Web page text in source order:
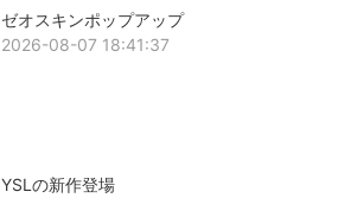
ゼオスキンポップアップ
2026-08-07 18:41:37
YSLの新作登場